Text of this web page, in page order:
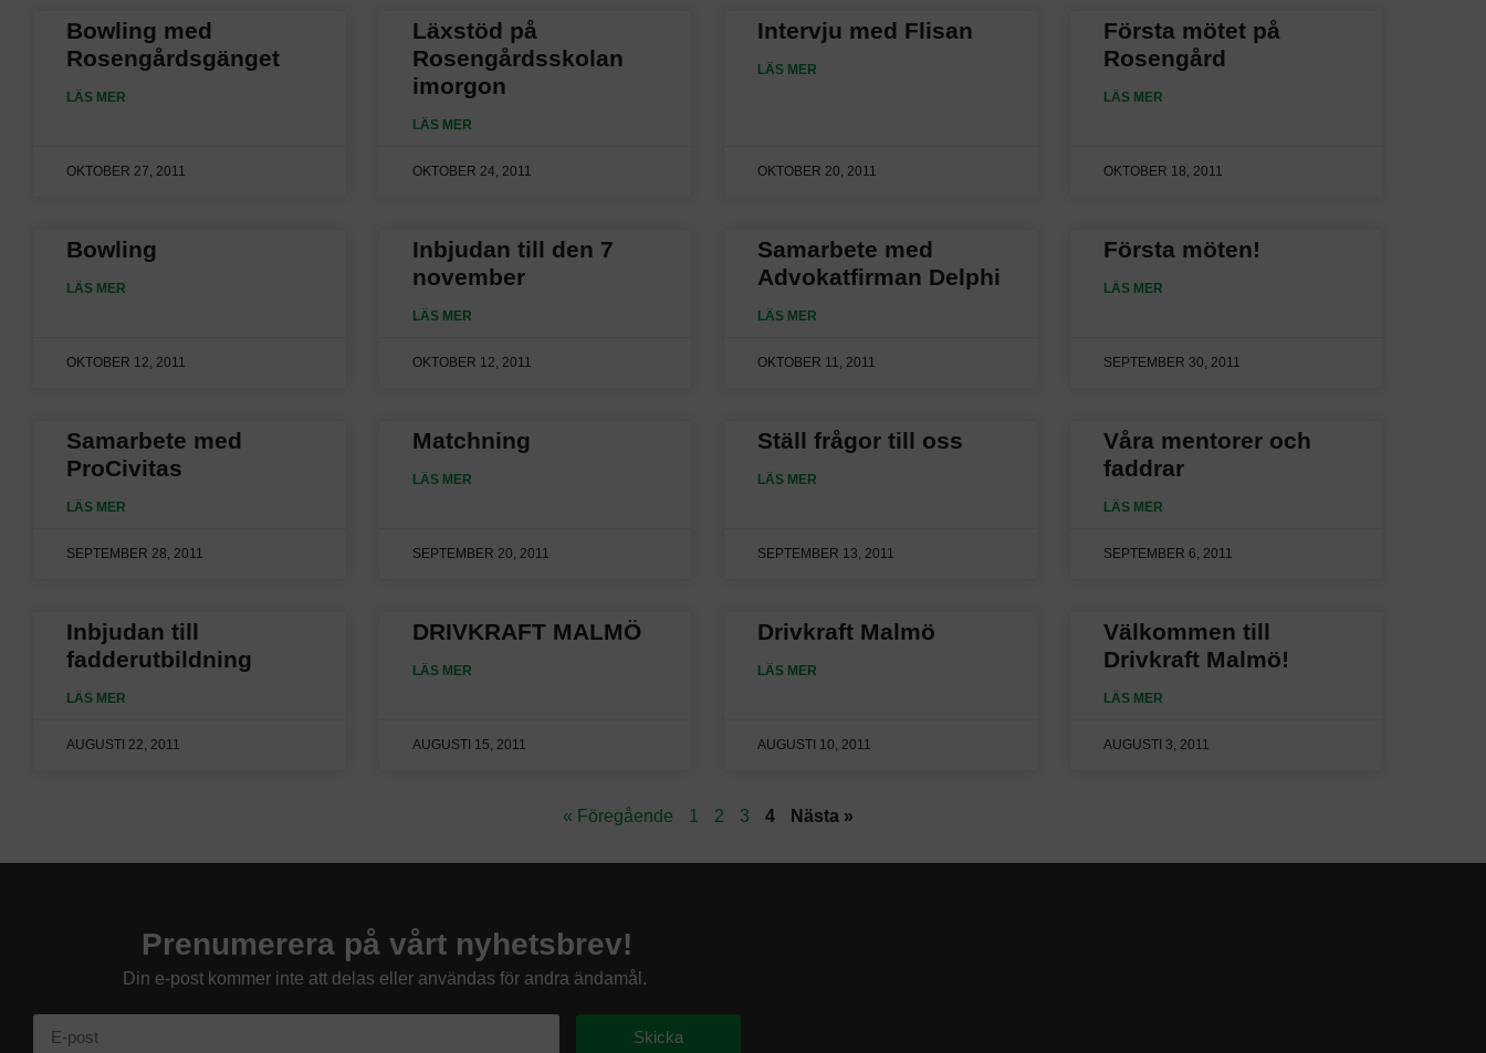
Bowling med
Rosengårdsgänget
LÄS MER
OKTOBER 27, 2011
Läxstöd på
Rosengårdsskolan
imorgon
LÄS MER
OKTOBER 24, 2011
Intervju med Flisan
LÄS MER
OKTOBER 20, 2011
Första mötet på
Rosengård
LÄS MER
OKTOBER 18, 2011
Bowling
LÄS MER
OKTOBER 12, 2011
Inbjudan till den 7
november
LÄS MER
OKTOBER 12, 2011
Samarbete med
Advokatfirman Delphi
LÄS MER
OKTOBER 11, 2011
Första möten!
LÄS MER
SEPTEMBER 30, 2011
Samarbete med
ProCivitas
LÄS MER
SEPTEMBER 28, 2011
Matchning
LÄS MER
SEPTEMBER 20, 2011
Ställ frågor till oss
LÄS MER
SEPTEMBER 13, 2011
Våra mentorer och
faddrar
LÄS MER
SEPTEMBER 6, 2011
Inbjudan till
fadderutbildning
LÄS MER
AUGUSTI 22, 2011
DRIVKRAFT MALMÖ
LÄS MER
AUGUSTI 15, 2011
Drivkraft Malmö
LÄS MER
AUGUSTI 10, 2011
Välkommen till
Drivkraft Malmö!
LÄS MER
AUGUSTI 3, 2011
« Föregående 1 2 3 4 Nästa »
Prenumerera på vårt nyhetsbrev!
Din e-post kommer inte att delas eller användas för andra ändamål.
Skicka